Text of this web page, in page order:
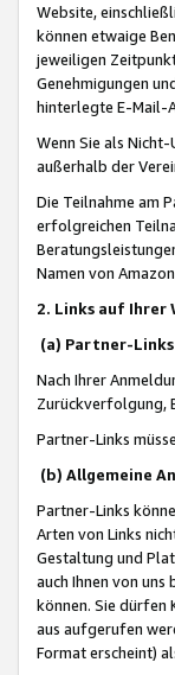
Website,
können etwaige
jeweiligen
Genehmigungen
hinterlegte E-Mail-
Wenn Sie als
außerhalb der
Die Teilnahme am
erfolgreichen
Namen von
2. Links auf Ihrer
(a) Partner-Links
Nach Ihrer
Zurückverfolgung,
Partner-Links
(b) Allgemeine
Partner-Links
Arten von Links
Gestaltung und
auch Ihnen von
können. Sie dürfen
aus aufgerufen
Format erscheint)